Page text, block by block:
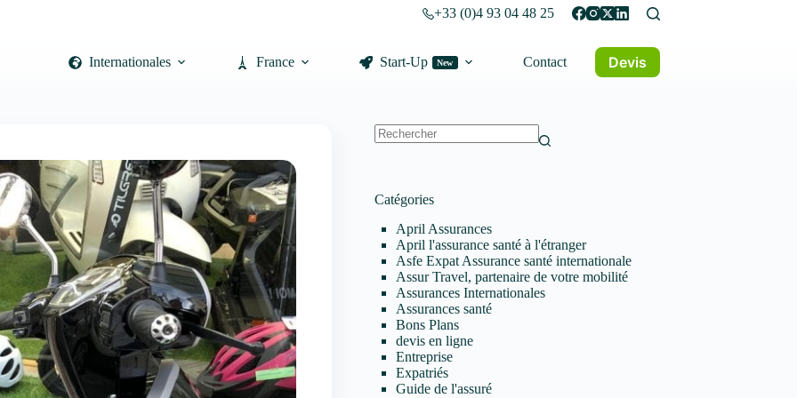
+33 (0)4 93 04 48 25
Internationales France Start-Up New Contact Devis
Catégories
April Assurances
April l'assurance santé à l'étranger
Asfe Expat Assurance santé internationale
Assur Travel, partenaire de votre mobilité
Assurances Internationales
Assurances santé
Bons Plans
devis en ligne
Entreprise
Expatriés
Guide de l'assuré